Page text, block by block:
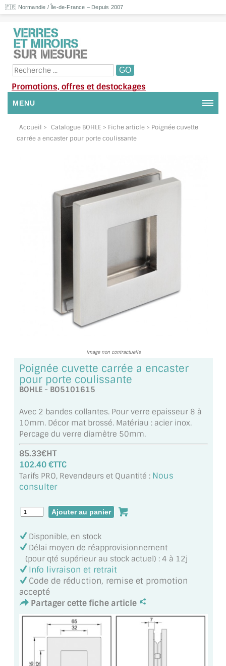
🇫🇷 Normandie / Île-de-France – Depuis 2007
Promotions, offres et destockages
MENU
NOUS CONTACTER
SUIVI DE DEVIS
SUIVI DE COMMANDE
GUIDE : CHOIX PAR UTILISATION
INSPIRATIONS ET NOUVEAUTÉS
AMBIANCE LAITON BROSSÉ
MIROIRS VIEILLIS AMBIANCE BRASSERIE
MIROIR SUR MESURE
MIROIR VIEILLI
MIROIR DÉCORATIF DE COULEUR
LOTS DE MIROIRS EN MOZAÏQUE
MIROIR POUR PORTE
MIROIR DE SALLE DE BAIN
MIROIR PAROI DE DOUCHE
MIROIR POUR SALLE DE SPORT
MIROIR ENCADRÉ
MIROIR TV
VERRE SUR MESURE
VERRE EXTRACLAIR
VERRE TREMPÉ (SÉCURIT)
PAROI DE DOUCHE
Accueil > Catalogue BOHLE > Fiche article > Poignée cuvette
carrée a encaster pour porte coulissante
Image non contractuelle
Poignée cuvette carrée a encaster
pour porte coulissante
BOHLE - BO5101615
Avec 2 bandes collantes. Pour verre epaisseur 8 à
10mm. Décor mat brossé. Matériau : acier inox.
Percage du verre diamètre 50mm.
85.33€HT
102.40 €TTC
Tarifs PRO, Revendeurs et Quantité : Nous
consulter
Disponible, en stock
Délai moyen de réapprovisionnement
(pour qté supérieur au stock actuel) : 4 à 12j
Info livraison et retrait
Code de réduction, remise et promotion
accepté
Partager cette fiche article